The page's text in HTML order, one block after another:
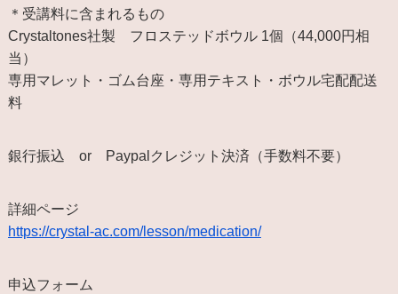
＊受講料に含まれるもの
Crystaltones社製 フロステッドボウル 1個（44,000円相
当）
専用マレット・ゴム台座・専用テキスト・ボウル宅配配送
料
銀行振込 or Paypalクレジット決済（手数料不要）
詳細ページ
https://crystal-ac.com/lesson/medication/
申込フォーム